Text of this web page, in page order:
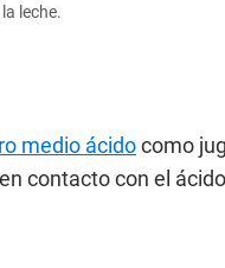
leche.
medio ácidocomo
contacto con el ácido